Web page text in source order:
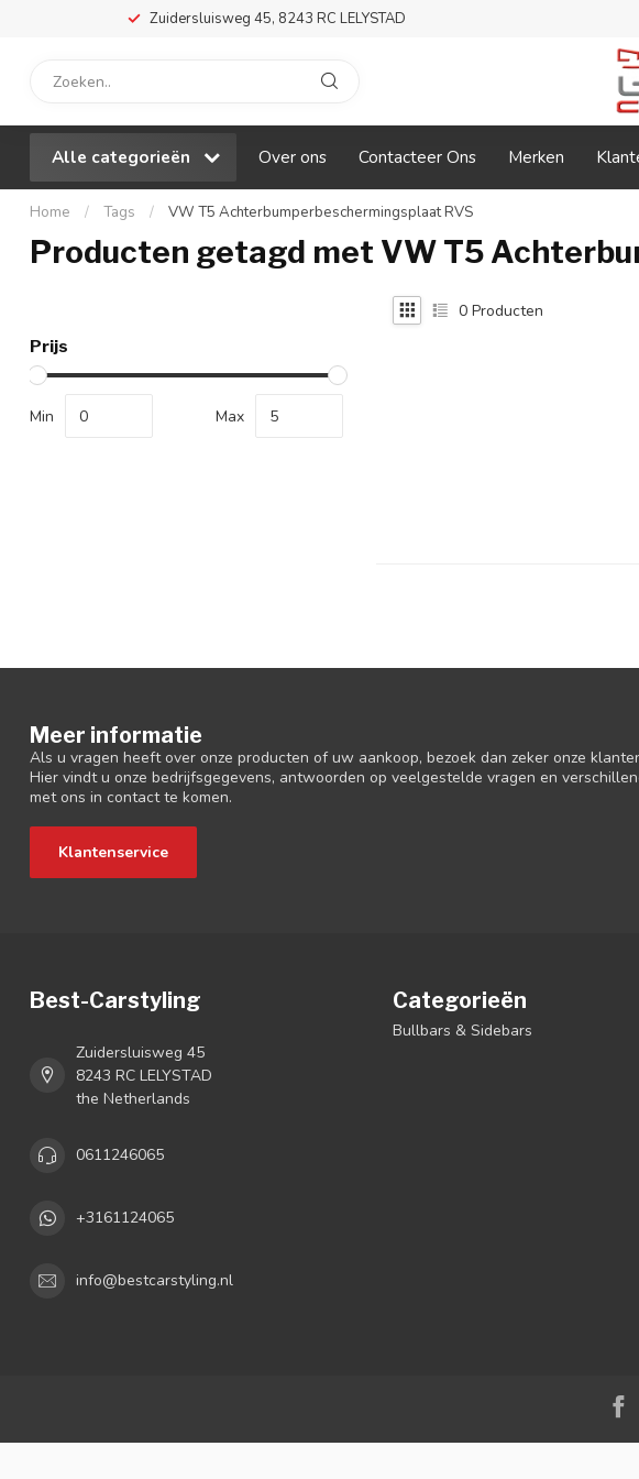
Zuidersluisweg 45, 8243 RC LELYSTAD
Alle categorieën Over ons Contacteer Ons Merken
Home / Tags / VW T5 Achterbumperbeschermingsplaat RVS
Producten getagd met VW T5
Prijs
Min Max
0 Producten
Meer informatie
Als u vragen heeft over onze producten of uw aankoop, bezoek dan zeker onze
Hier vindt u onze bedrijfsgegevens, antwoorden op veelgestelde vragen en
met ons in contact te komen.
Klantenservice
Best-Carstyling
Zuidersluisweg 45
8243 RC LELYSTAD
the Netherlands
0611246065
+3161124065
info@bestcarstyling.nl
Categorieën
Bullbars & Sidebars